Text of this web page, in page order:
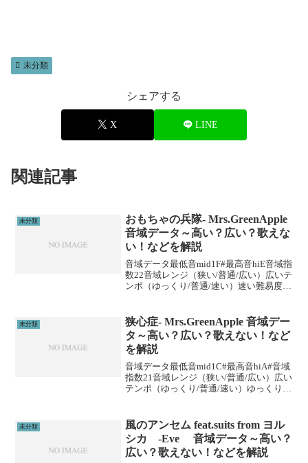
未分類
シェアする
X LINE
関連記事
未分類
おもちゃの兵隊- Mrs.GreenApple
音域データ～高い？広い？歌えな
い！などを解説
音域データ最低音mid1F#最高音hiE音域指
数22音域レンジ（狭い/普通/広い）広いテ
ンポ（ゆっくり/普通/速い）速い難易度
(adsbygoogle = win...
未分類
狭心症- Mrs.GreenApple 音域デー
タ～高い？広い？歌えない！など
を解説
音域データ最低音mid1C#最高音hiA#音域
指数21音域レンジ（狭い/普通/広い）広い
テンポ（ゆっくり/普通/速い）ゆっくり難
す。 (adsbygoogle = ...
未分類
風のアンセム feat.suits from ヨル
シカ -Eve 音域データ～高い？
広い？歌えない！などを解説